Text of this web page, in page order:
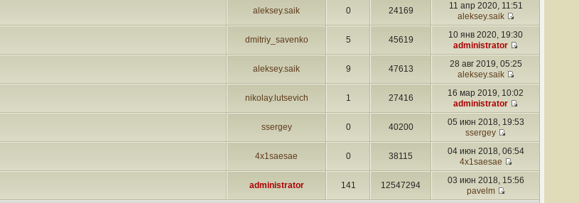
aleksey.saik 0 24169
11 апр 2020, 11:51
aleksey.saik
dmitriy_savenko 5 45619
10 янв 2020, 19:30
administrator
aleksey.saik 9 47613
28 авг 2019, 05:25
aleksey.saik
nikolay.lutsevich 1 27416
16 мар 2019, 10:02
administrator
ssergey 0 40200
05 июн 2018, 19:53
ssergey
4x1saesae 0 38115
04 июн 2018, 06:54
4x1saesae
administrator 141 12547294
03 июн 2018, 15:56
pavelm